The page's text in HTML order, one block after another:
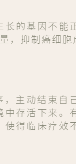
的基因不能
抑制癌细胞
主动结束自
存活下来。
得临床疗效